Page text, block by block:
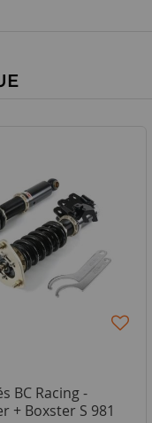
BC Racing -
+ Boxster S 981